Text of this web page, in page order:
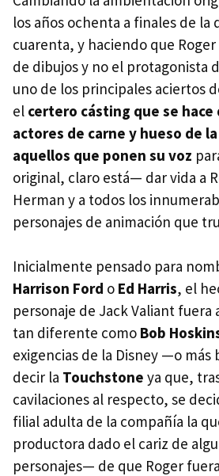
los años ochenta a finales de la
cuarenta, y haciendo que
de dibujos y no el protagonista
uno de los principales aciertos
el certero cásting que se hace
actores de carne y hueso de
aquellos que ponen su voz
original, claro está— dar vida a
Herman y a todos los
personajes de animación que
Inicialmente pensado para
Harrison Ford o Ed Harris, el
personaje de Jack Valiant fuera
tan diferente como Bob
exigencias de la Disney —o más
decir la Touchstone ya que,
cavilaciones al respecto, se
filial adulta de la compañía la
productora dado el cariz de
personajes— de que Roger